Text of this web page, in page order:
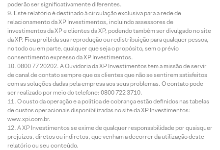
poderão ser significativamente diferentes.
Este relatório é destinado à circulação exclusiva para a rede de
relacionamento da XP Investimentos, incluindo assessores de
investimentos da XP e clientes da XP, podendo também ser divulgado no site
da XP. Fica proibida sua reprodução ou redistribuição para qualquer pessoa,
no todo ou em parte, qualquer que seja o propósito, sem o prévio
consentimento expresso da XP Investimentos.
0800 77 20202. A Ouvidoria da XP Investimentos tem a missão de servir
de canal de contato sempre que os clientes que não se sentirem satisfeitos
com as soluções dadas pela empresa aos seus problemas. O contato pode
ser realizado por meio do telefone: 0800 722 3710.
O custo da operação e a política de cobrança estão definidos nas tabelas
de custos operacionais disponibilizadas no site da XP Investimentos:
www.xpi.com.br.
A XP Investimentos se exime de qualquer responsabilidade por quaisquer
prejuízos, diretos ou indiretos, que venham a decorrer da utilização deste
relatório ou seu conteúdo.